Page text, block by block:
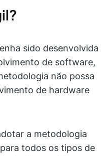
sido desenvolvida
de software,
não possa
de hardware
a metodologia
todos os tipos de